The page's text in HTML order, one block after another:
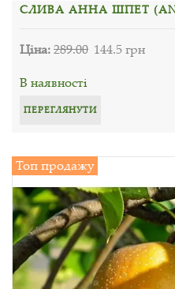
СЛИВА АННА ШПЕТ
Ціна:289.00 144.5 грн
В наявності
ПЕРЕГЛЯНУТИ
Топ продажу